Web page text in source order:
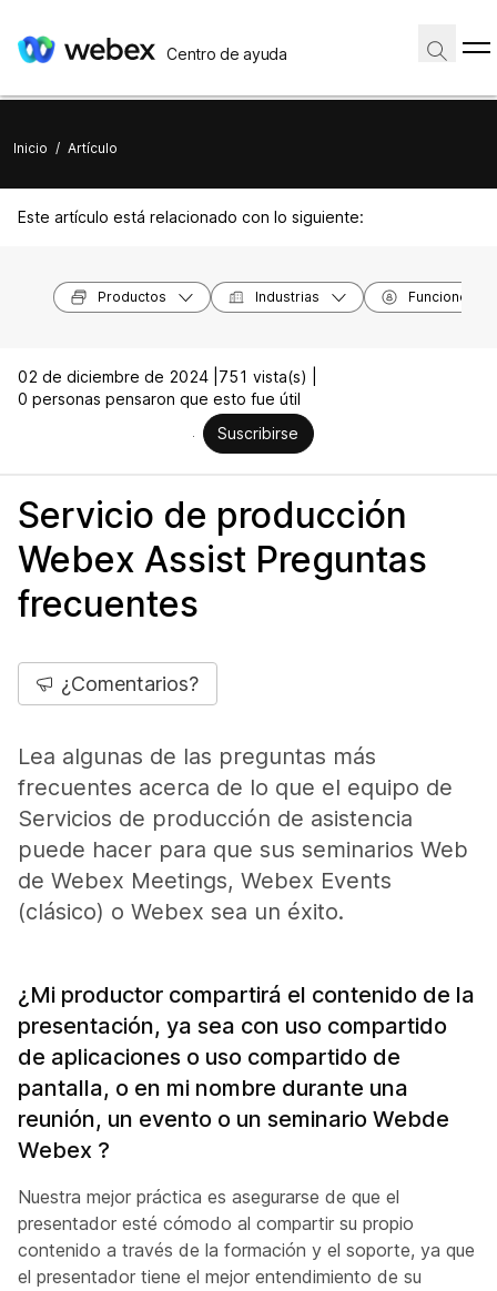
Centro de ayuda
Inicio / Artículo
Este artículo está relacionado con lo siguiente:
Productos Industrias Funciones
02 de diciembre de 2024 | 751 vista(s) |
0 personas pensaron que esto fue útil
Suscribirse
Servicio de producción
Webex Assist Preguntas
frecuentes
¿Comentarios?
Lea algunas de las preguntas más
frecuentes acerca de lo que el equipo de
Servicios de producción de asistencia
puede hacer para que sus seminarios Web
de Webex Meetings, Webex Events
(clásico) o Webex sea un éxito.
¿Mi productor compartirá el contenido de la
presentación, ya sea con uso compartido
de aplicaciones o uso compartido de
pantalla, o en mi nombre durante una
reunión, un evento o un seminario Webde
Webex ?
Nuestra mejor práctica es asegurarse de que el
presentador esté cómodo al compartir su propio
contenido a través de la formación y el soporte, ya que
el presentador tiene el mejor entendimiento de su